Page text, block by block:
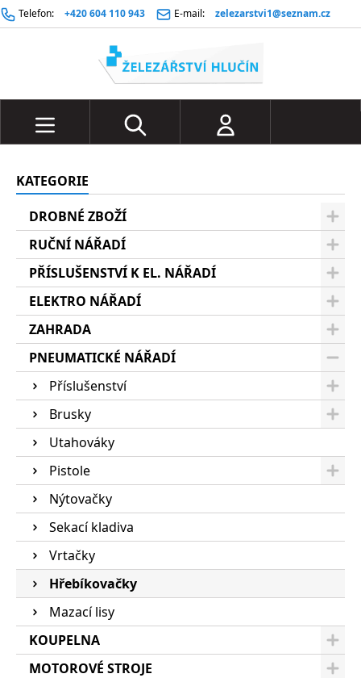
Telefon: +420 604 110 943 E-mail: zelezarstvi1@seznam.cz
KATEGORIE
DROBNÉ ZBOŽÍ
RUČNÍ NÁŘADÍ
PŘÍSLUŠENSTVÍ K EL. NÁŘADÍ
ELEKTRO NÁŘADÍ
ZAHRADA
PNEUMATICKÉ NÁŘADÍ
Příslušenství
Brusky
Utahováky
Pistole
Nýtovačky
Sekací kladiva
Vrtačky
Hřebíkovačky
Mazací lisy
KOUPELNA
MOTOROVÉ STROJE